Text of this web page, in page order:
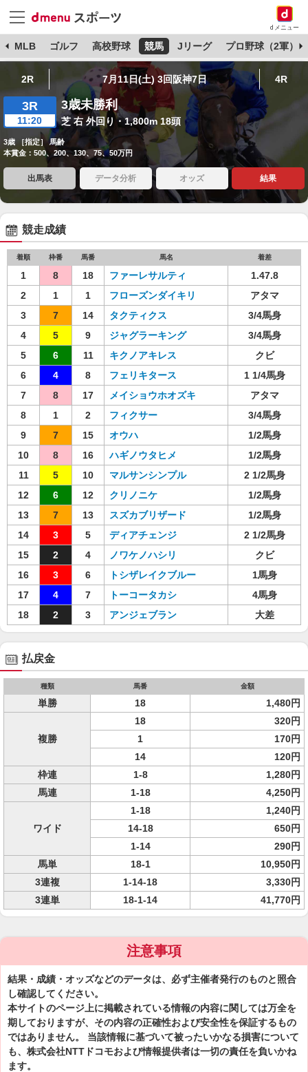
dメニュー
MLB ゴルフ 高校野球 競馬 Jリーグ プロ野球（2軍）
2R 7月11日(土) 3回阪神7日 4R
3R
11:20
3歳未勝利
芝 右 外回り・1,800m 18頭
3歳 ［指定］ 馬齢
本賞金：500、200、130、75、50万円
出馬表 データ分析 オッズ 結果
競走成績
着順 枠番 馬番 馬名 着差
1 8 18 ファーレサルティ
1.47.8
2
1 1 フローズンダイキリ
アタマ
3
7 14 タクティクス
3/4馬身
4
5 9 ジャグラーキング
3/4馬身
5
6 11 キクノアキレス
クビ
6
4 8 フェリキタース
1 1/4馬身
7
8 17 メイショウホオズキ
アタマ
8
1 2 フィクサー
3/4馬身
9
7 15 オウハ
1/2馬身
10
8 16 ハギノウタヒメ
1/2馬身
11
5 10 マルサンシンプル
2 1/2馬身
12
6 12 クリノニケ
1/2馬身
13
7 13 スズカブリザード
1/2馬身
14
3 5 ディアチェンジ
2 1/2馬身
15
2 4 ノワケノハシリ
クビ
16
3 6 トシザレイクブルー
1馬身
17
4 7 トーコータカシ
4馬身
18
2 3 アンジェブラン 大差
払戻金
種類 馬番 金額
単勝 18 1,480円
複勝
18
320円
1
170円
14
120円
枠連
1-8
1,280円
馬連
1-18 4,250円
ワイド
1-18
1,240円
14-18
650円
1-14
290円
馬単
18-1
10,950円
3連複
1-14-18
3,330円
3連単
18-1-14 41,770円
注意事項
結果・成績・オッズなどのデータは、必ず主催者発行のものと照合
し確認してください。
本サイトのページ上に掲載されている情報の内容に関しては万全を
期しておりますが、その内容の正確性および安全性を保証するもの
ではありません。 当該情報に基づいて被ったいかなる損害について
も、株式会社NTTドコモおよび情報提供者は一切の責任を負いかね
ます。